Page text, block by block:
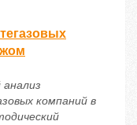
компаний в